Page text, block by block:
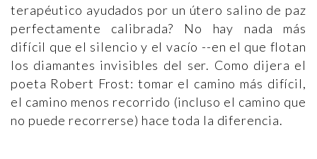
terapéutico ayudados por un útero salino de paz
perfectamente calibrada? No hay nada más
difícil que el silencio y el vacío --en el que flotan
los diamantes invisibles del ser. Como dijera el
poeta Robert Frost: tomar el camino más difícil,
el camino menos recorrido (incluso el camino que
no puede recorrerse) hace toda la diferencia.